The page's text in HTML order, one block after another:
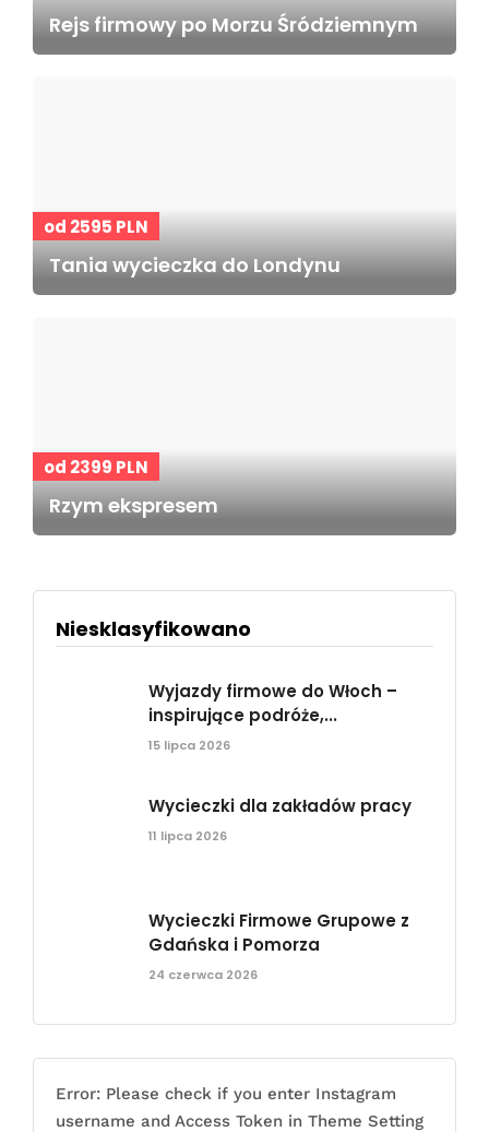
Rejs firmowy po Morzu Śródziemnym
od 2595 PLN
Tania wycieczka do Londynu
od 2399 PLN
Rzym ekspresem
Niesklasyfikowano
Wyjazdy firmowe do Włoch –
inspirujące podróże,...
15 lipca 2026
Wycieczki dla zakładów pracy
11 lipca 2026
Wycieczki Firmowe Grupowe z
Gdańska i Pomorza
24 czerwca 2026
Error: Please check if you enter Instagram
username and Access Token in Theme Setting